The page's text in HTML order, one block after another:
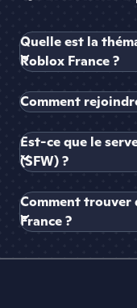
Quelle est la
Roblox France ?
Comment
Est-ce que le
(SFW) ?
Comment trouver
France ?